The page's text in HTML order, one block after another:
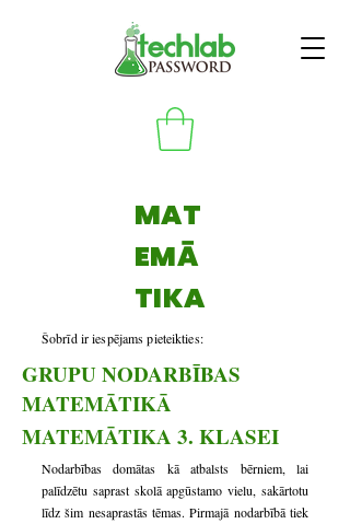
MAT
EMĀ
TIKA
Šobrīd ir iespējams pieteikties:
GRUPU NODARBĪBAS
MATEMĀTIKĀ
MATEMĀTIKA 3. KLASEI
Nodarbības domātas kā atbalsts bērniem, lai
palīdzētu saprast skolā apgūstamo vielu, sakārtotu
līdz šim nesaprastās tēmas. Pirmajā nodarbībā tiek